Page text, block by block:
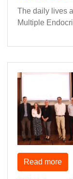
The daily lives
Multiple
Read more